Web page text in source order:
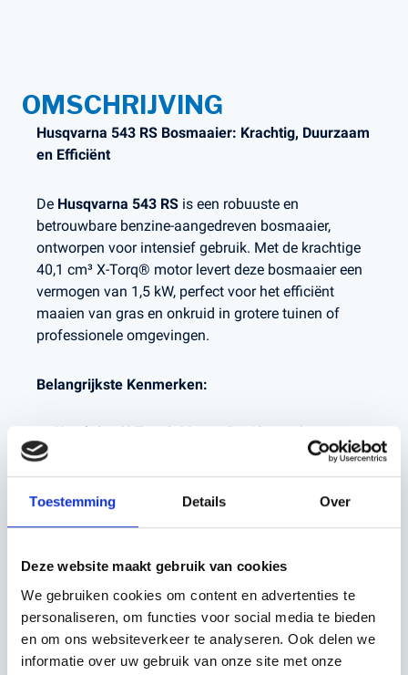
Toestemming Details Over
Deze website maakt gebruik van cookies
We gebruiken cookies om content en advertenties te
personaliseren, om functies voor social media te bieden
en om ons websiteverkeer te analyseren. Ook delen we
informatie over uw gebruik van onze site met onze
OMSCHRIJVING
Husqvarna 543 RS Bosmaaier: Krachtig, Duurzaam
en Efficiënt
De Husqvarna 543 RS is een robuuste en
betrouwbare benzine-aangedreven bosmaaier,
ontworpen voor intensief gebruik. Met de krachtige
40,1 cm³ X-Torq® motor levert deze bosmaaier een
vermogen van 1,5 kW, perfect voor het efficiënt
maaien van gras en onkruid in grotere tuinen of
professionele omgevingen.
Belangrijkste Kenmerken:
Krachtige X-Torq® Motor:
De 40,1 cm³ motor
levert een vermogen van 1,5 kW, waardoor u snel
van slechts 7,4 kg is de 543 RS gemakkelijk te
hanteren en ideaal voor langdurig gebruik zonder
Eenvoudig Starten:Het Smart Start®-systeem en
de brandstofpomp zorgen voor een moeiteloze
start, zelfs na langere periodes van niet-gebruik.
Verstelbare Handgreep:De ergonomische en
verstelbare handgreep zorgt voor extra comfort
en controle tijdens het maaien.